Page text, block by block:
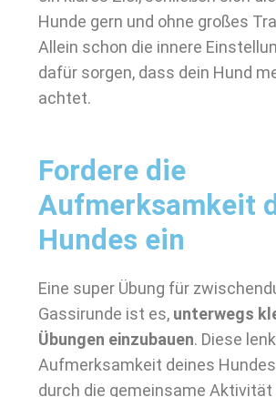
Hunde gern und ohne großes
Allein schon die innere
dafür sorgen, dass dein Hund
achtet.
Fordere die
Aufmerksamkeit
Hundes ein
Eine super Übung für
Gassirunde ist es, unterwegs
Übungen einzubauen. Diese
Aufmerksamkeit deines
durch die gemeinsame Aktivität